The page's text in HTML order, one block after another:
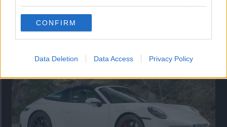
use your data for below specified purposes in below Google
consent section.
CONFIRM
Data Deletion Data Access Privacy Policy
Så står sig nya Toyota RAV4
Vi ställe nykomlingen mot Audi Q3 och Mazda CX-5.